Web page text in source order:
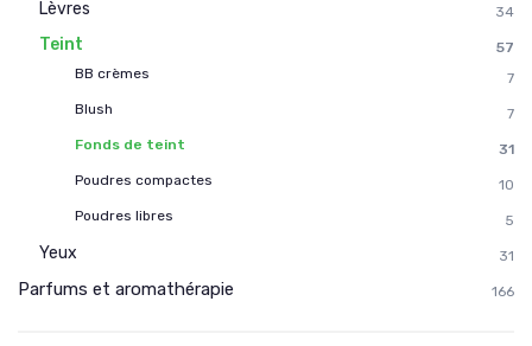
Lèvres 34
Teint
57
BB crèmes
7
Blush
7
Fonds de teint
31
Poudres compactes
10
Poudres libres
5
Yeux 31
Parfums et aromathérapie 166